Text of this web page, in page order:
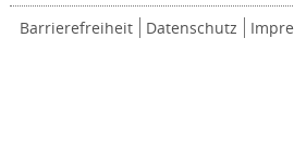
Barrierefreiheit Datenschutz